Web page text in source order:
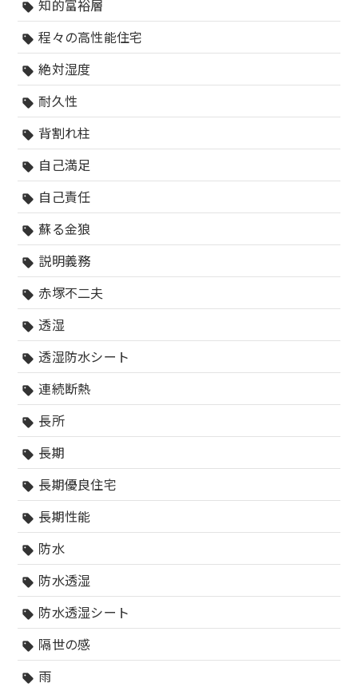
sell 知的富裕層
sell 程々の高性能住宅
sell 絶対湿度
sell 耐久性
sell 背割れ柱
sell 自己満足
sell 自己責任
sell 蘇る金狼
sell 説明義務
sell 赤塚不二夫
sell 透湿
sell 透湿防水シート
sell 連続断熱
sell 長所
sell 長期
sell 長期優良住宅
sell 長期性能
sell 防水
sell 防水透湿
sell 防水透湿シート
sell 隔世の感
sell 雨